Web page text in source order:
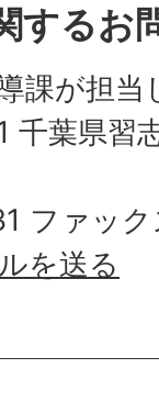
するお
課が担当
葉県習
ファッ
を送る